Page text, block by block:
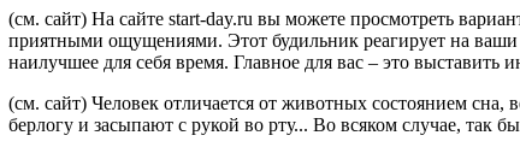
(см. сайт) На сайте start-day.ru вы можете просмотреть
приятными ощущениями. Этот будильник реагирует на ваши
наилучшее для себя время. Главное для вас – это
(см. сайт) Человек отличается от животных состоянием
берлогу и засыпают с рукой во рту... Во всяком случае, так